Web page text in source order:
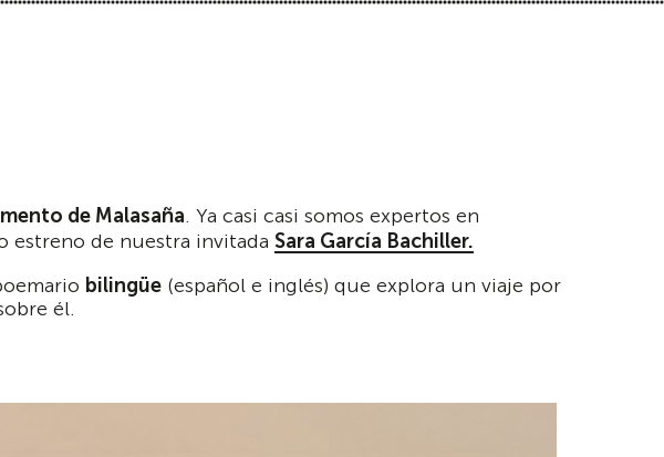
de Malasaña. Ya casi casi somos expertos en
estreno de nuestra invitada Sara García Bachiller.
bilingüe (español e inglés) que explora un viaje por
él.